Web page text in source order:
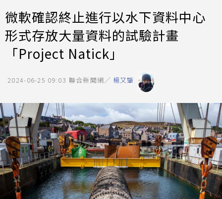
微軟確認終止進行以水下資料中心
形式存放大量資料的試驗計畫
「Project Natick」
2024-06-25 09:03 聯合新聞網／ 楊又肇